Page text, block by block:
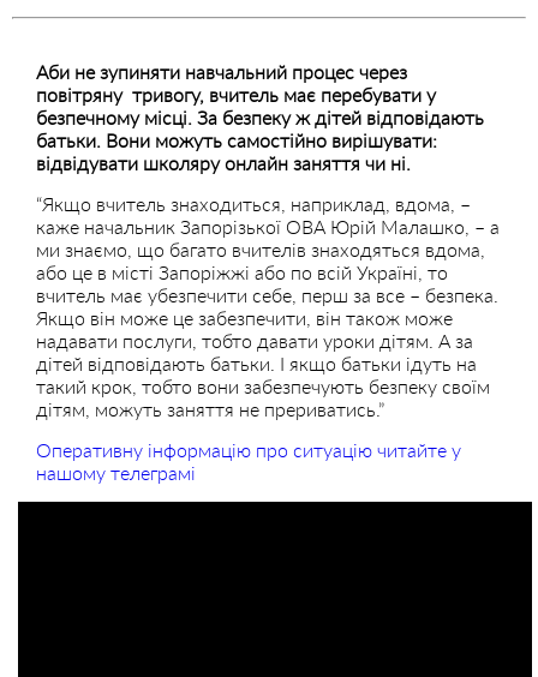
Аби не зупиняти навчальний процес через
повітряну тривогу, вчитель має перебувати у
безпечному місці. За безпеку ж дітей відповідають
батьки. Вони можуть самостійно вирішувати:
відвідувати школяру онлайн заняття чи ні.
“Якщо вчитель знаходиться, наприклад, вдома, –
каже начальник Запорізької ОВА Юрій Малашко, – а
ми знаємо, що багато вчителів знаходяться вдома,
або це в місті Запоріжжі або по всій Україні, то
вчитель має убезпечити себе, перш за все – безпека.
Якщо він може це забезпечити, він також може
надавати послуги, тобто давати уроки дітям. А за
дітей відповідають батьки. І якщо батьки ідуть на
такий крок, тобто вони забезпечують безпеку своїм
дітям, можуть заняття не прериватись.”
Оперативну інформацію про ситуацію читайте у
нашому телеграмі